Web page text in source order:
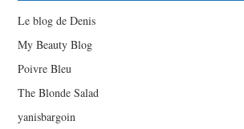
Le blog de Denis
My Beauty Blog
Poivre Bleu
The Blonde Salad
yanisbargoin